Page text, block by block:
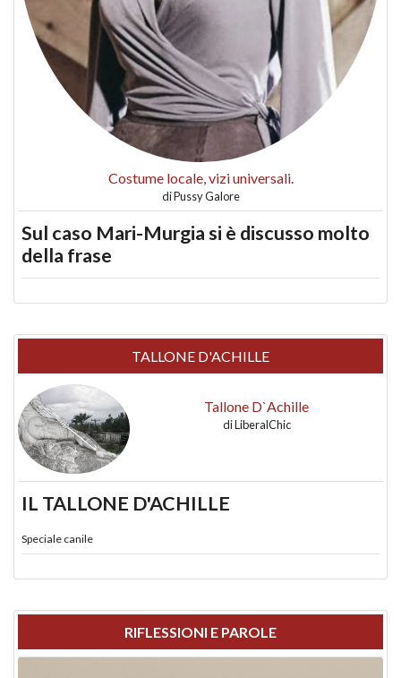
Costume locale, vizi universali.
diPussy Galore
Sul caso Mari-Murgia si è discusso molto
della frase
TALLONE D'ACHILLE
Tallone D`Achille
diLiberalChic
IL TALLONE D'ACHILLE
Speciale canile
RIFLESSIONI E PAROLE